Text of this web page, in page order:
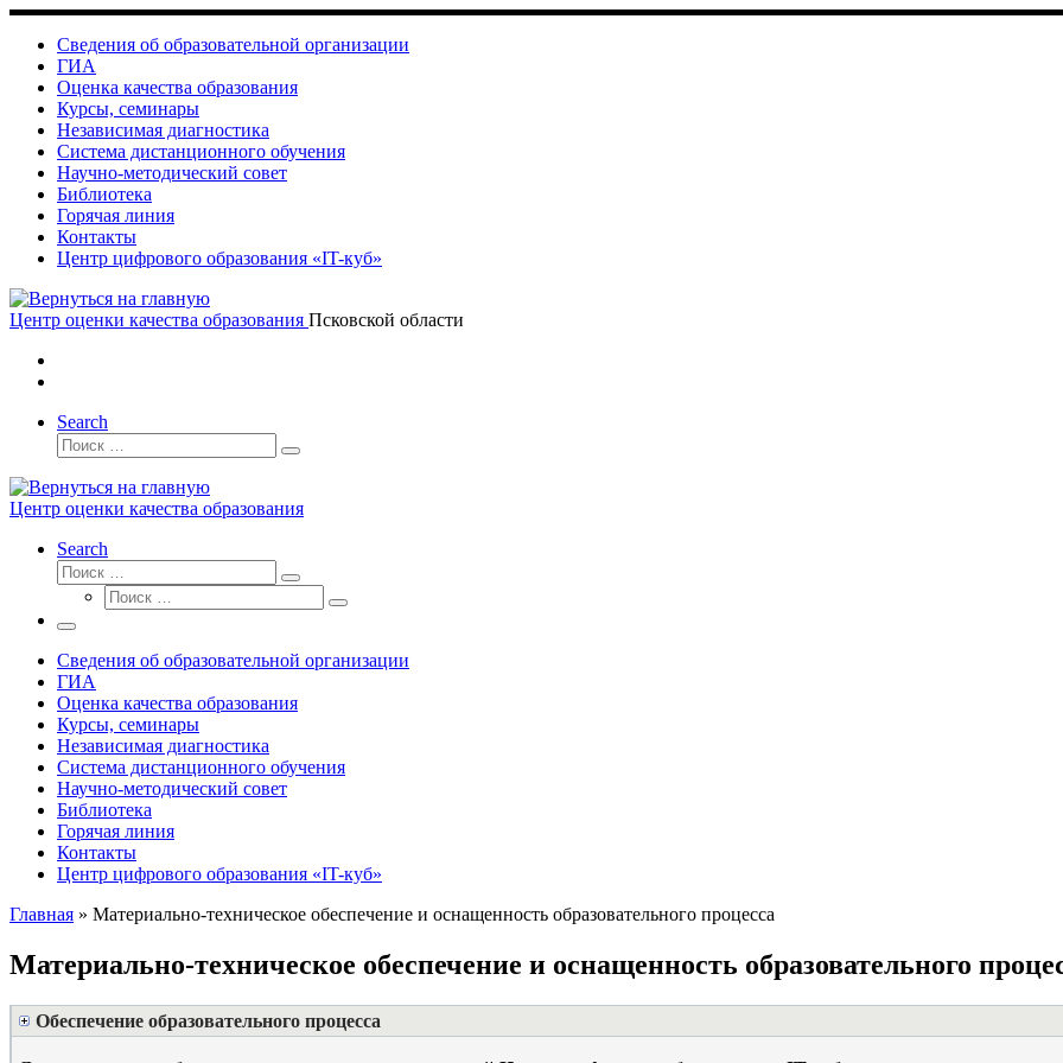
Skip
content
Сведения об образовательной организации
ГИА
Оценка качества образования
Курсы, семинары
Независимая диагностика
Система дистанционного обучения
Научно-методический совет
Библиотека
Горячая линия
Контакты
Центр цифрового образования «IT-куб»
Центр оценки качества образования Псковской области
Search
Поиск
Поиск
Центр оценки качества образования
Search
Поиск
Поиск
Поиск
Поиск
Меню
Сведения об образовательной организации
ГИА
Оценка качества образования
Курсы, семинары
Независимая диагностика
Система дистанционного обучения
Научно-методический совет
Библиотека
Горячая линия
Контакты
Центр цифрового образования «IT-куб»
Главная » Материально-техническое обеспечение и оснащенность образовательного процесса
Материально-техническое обеспечение и оснащенность образовательного
Обеспечение образовательного процесса